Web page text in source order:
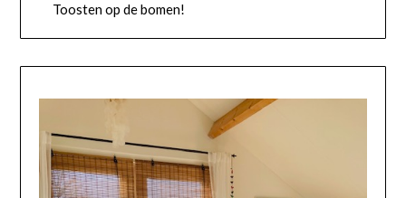
Toosten op de bomen!